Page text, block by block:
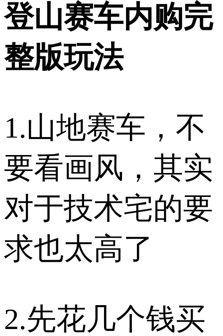
登山赛车内购完
整版玩法
1.山地赛车，不
要看画风，其实
对于技术宅的要
求也太高了
2.先花几个钱买